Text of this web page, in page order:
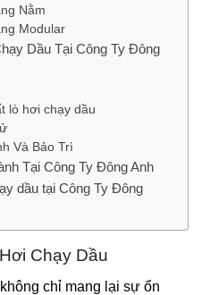
Nằm
Modular
Dầu Tại Công Ty Đông
lò hơi chạy dầu
Và Bảo Trì
Tại Công Ty Đông Anh
dầu tại Công Ty Đông
Chạy Dầu
chỉ mang lại sự ổn